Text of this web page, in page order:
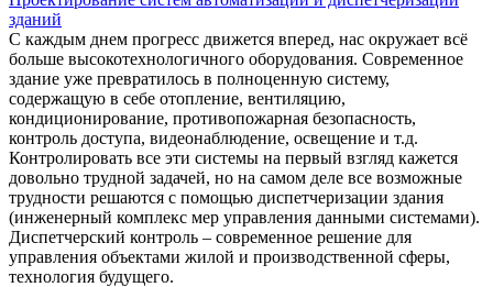
зданий
С каждым днем прогресс движется вперед, нас окружает всё
больше высокотехнологичного оборудования. Современное
здание уже превратилось в полноценную систему,
содержащую в себе отопление, вентиляцию,
кондиционирование, противопожарная безопасность,
контроль доступа, видеонаблюдение, освещение и т.д.
Контролировать все эти системы на первый взгляд кажется
довольно трудной задачей, но на самом деле все возможные
трудности решаются с помощью диспетчеризации здания
(инженерный комплекс мер управления данными системами).
Диспетчерский контроль – современное решение для
управления объектами жилой и производственной сферы,
технология будущего.